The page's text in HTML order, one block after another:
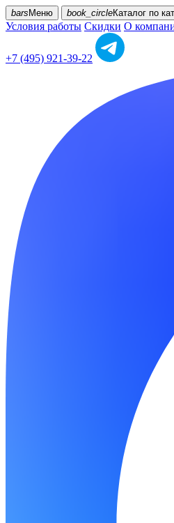
bars Меню book_circleКаталог по
Условия работы Скидки О
+7 (495) 921-39-22